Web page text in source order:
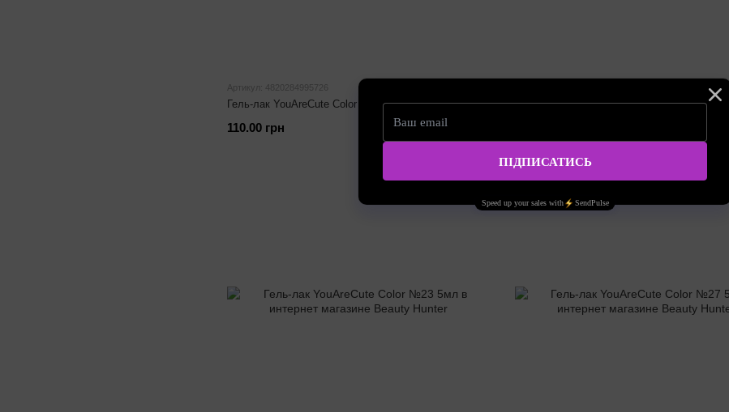
Артикул: 4820284995726
Гель-лак YouAreCute Color №12 5мл
110.00 грн
Гель-лак YouAreCute Color №19 5мл